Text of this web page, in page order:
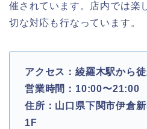
催されています。店内では楽
切な対応も行なっています。
アクセス：綾羅木駅から
営業時間：10:00〜21:00
住所：山口県下関市伊倉
1F